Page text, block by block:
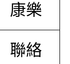
康樂
聯絡